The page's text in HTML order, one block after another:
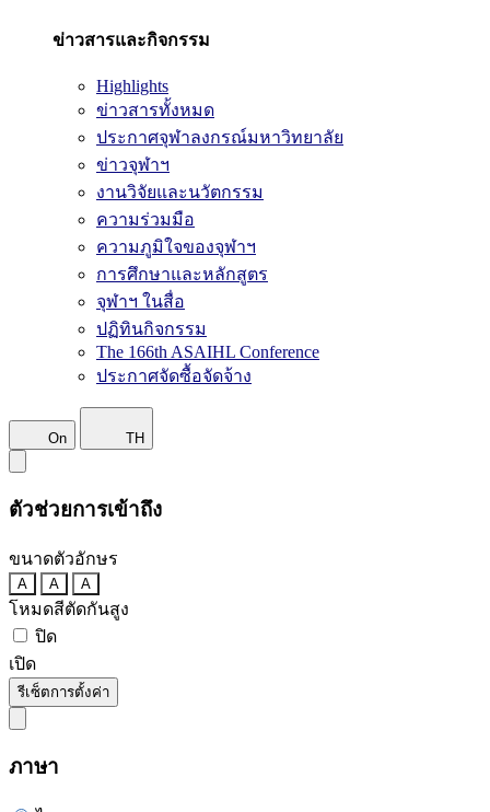
ข่าวสารและกิจกรรม
Highlights
ข่าวสารทั้งหมด
ประกาศจุฬาลงกรณ์มหาวิทยาลัย
ข่าวจุฬาฯ
งานวิจัยและนวัตกรรม
ความร่วมมือ
ความภูมิใจของจุฬาฯ
การศึกษาและหลักสูตร
จุฬาฯ ในสื่อ
ปฏิทินกิจกรรม
The 166th ASAIHL Conference
ประกาศจัดซื้อจัดจ้าง
On TH
ตัวช่วยการเข้าถึง
ขนาดตัวอักษร
A A A
โหมดสีตัดกันสูง
ปิด
เปิด
รีเซ็ตการตั้งค่า
ภาษา